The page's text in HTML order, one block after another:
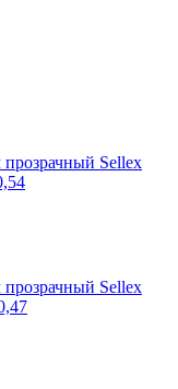
Sellex
Sellex